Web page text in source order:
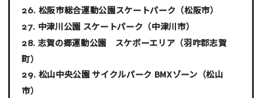
松阪市総合運動公園スケートパーク （松阪市）
中津川公園 スケートパーク （中津川市）
志賀の郷運動公園 スケボーエリア （羽咋郡志賀
町）
松山中央公園 サイクルパーク BMXゾーン （松山
市）